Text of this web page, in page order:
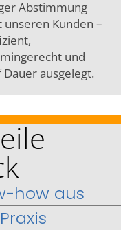
Abstimmung
unseren Kunden –
und
Dauer ausgelegt.
how aus